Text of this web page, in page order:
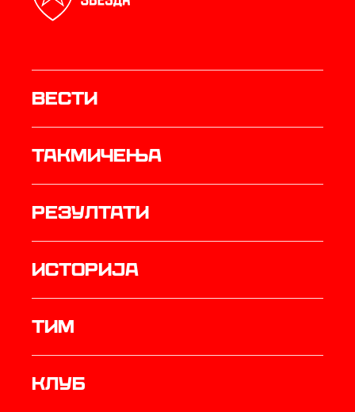
Вести
Такмичења
резултати
историја
ТИМ
Клуб